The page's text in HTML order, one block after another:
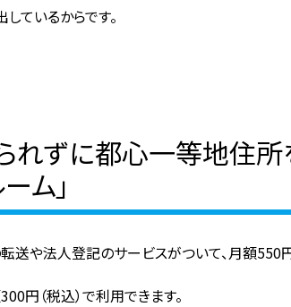
ているからです。
れずに都心一等地住
ム」
や法人登記のサービスがついて、月額550円（
円（税込）で利用できます。